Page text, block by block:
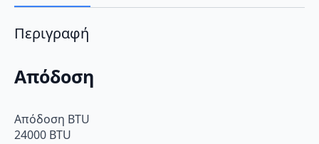
Περιγραφή
Απόδοση
Απόδοση BTU
24000 BTU